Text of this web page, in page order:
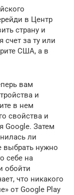
в Центр
страну и
счет за ту или
США, а в
вам
и
в нем
свойства и
Google. Затем
ли
выбрать нужно
себе на
обойти
что никакого
от Google Play